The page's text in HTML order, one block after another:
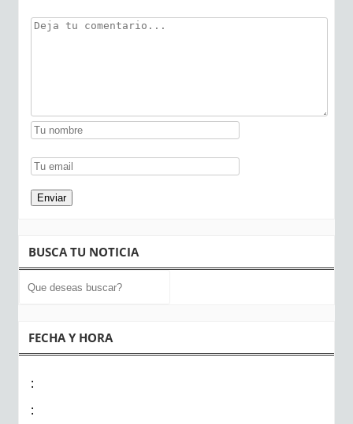
BUSCA TU NOTICIA
FECHA Y HORA
:
: